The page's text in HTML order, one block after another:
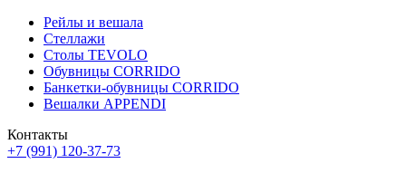
Рейлы и вешала
Стеллажи
Столы TEVOLO
Обувницы CORRIDO
Банкетки-обувницы CORRIDO
Вешалки APPENDI
Контакты
+7 (991) 120-37-73